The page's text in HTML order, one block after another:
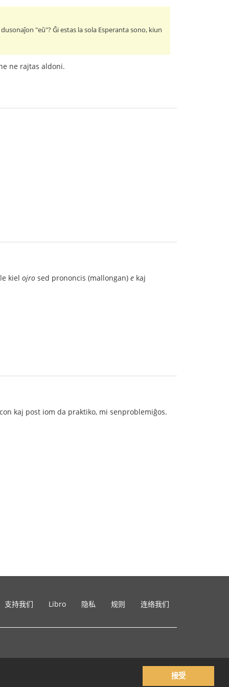
接受
"eŭ"? Ĝi estas la sola Esperanta sono, kiun
ne rajtas aldoni.
kiel ojro sed prononcis (mallongan) e kaj
kaj post iom da praktiko, mi senproblemiĝos.
支持我们 Libro 隐私 规则 连络我们